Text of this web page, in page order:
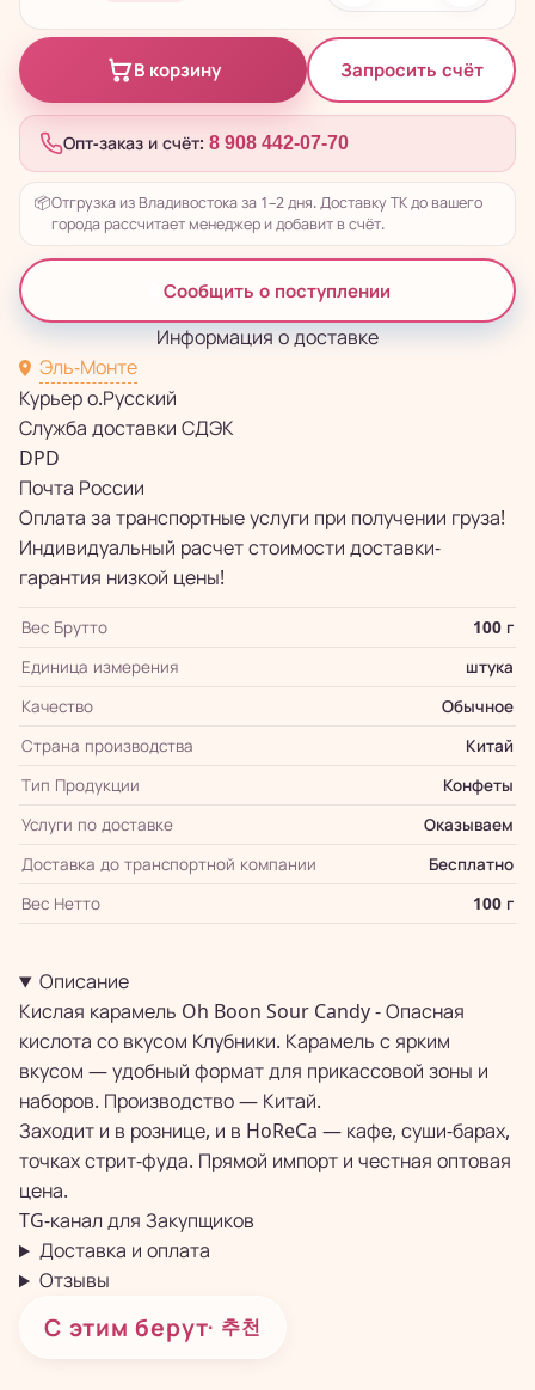
В корзину Запросить счёт
Опт-заказ и счёт: 8 908 442-07-70
📦Отгрузка из Владивостока за 1–2 дня. Доставку ТК до вашего
города рассчитает менеджер и добавит в счёт.
Сообщить о поступлении
Информация о доставке
Эль-Монте
Курьер о.Русский
Служба доставки СДЭК
DPD
Почта России
Оплата за транспортные услуги при получении груза!
Индивидуальный расчет стоимости доставки-
гарантия низкой цены!
Вес Брутто
100 г
Единица измерения
штука
Качество
Обычное
Страна производства
Китай
Тип Продукции
Конфеты
Услуги по доставке
Оказываем
Доставка до транспортной компании
Бесплатно
Вес Нетто
100 г
Описание
Кислая карамель Oh Boon Sour Candy - Опасная
кислота со вкусом Клубники. Карамель с ярким
вкусом — удобный формат для прикассовой зоны и
наборов. Производство — Китай.
Заходит и в рознице, и в HoReCa — кафе, суши-барах,
точках стрит-фуда. Прямой импорт и честная оптовая
цена.
TG-канал для Закупщиков
Доставка и оплата
Отзывы
С этим берут· 추천